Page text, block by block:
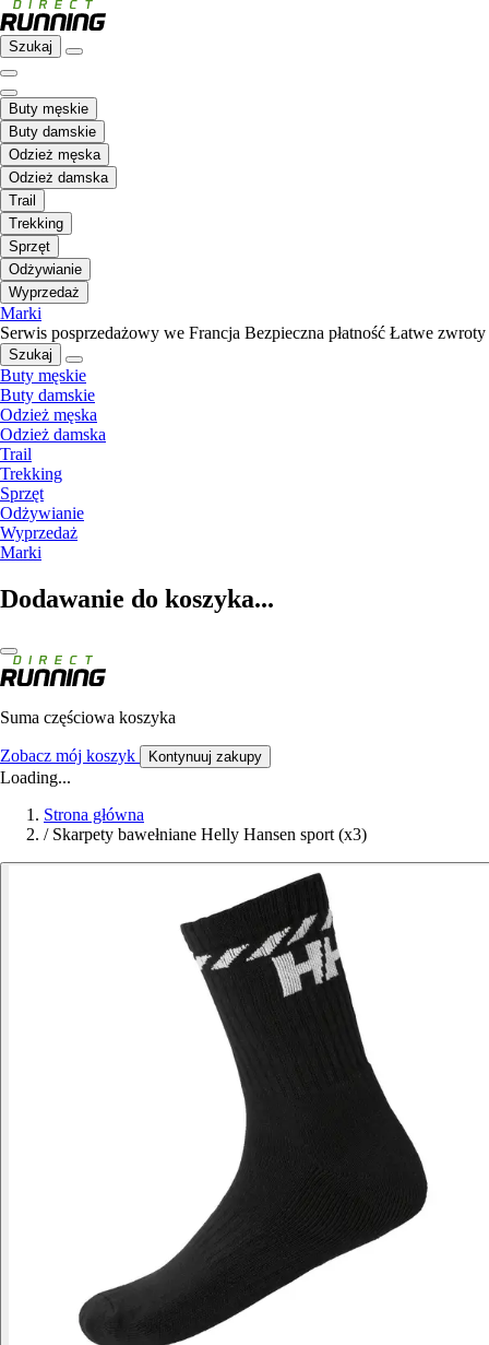
Szukaj
Buty męskie
Buty damskie
Odzież męska
Odzież damska
Trail
Trekking
Sprzęt
Odżywianie
Wyprzedaż
Marki
Serwis posprzedażowy we Francja Bezpieczna płatność Łatwe zwroty
Szukaj
Buty męskie
Buty damskie
Odzież męska
Odzież damska
Trail
Trekking
Sprzęt
Odżywianie
Wyprzedaż
Marki
Dodawanie do koszyka...
Suma częściowa koszyka
Zobacz mój koszyk Kontynuuj zakupy
Loading...
Strona główna
/ Skarpety bawełniane Helly Hansen sport (x3)